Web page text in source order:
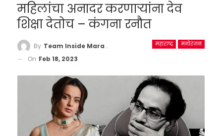
महिलांचा अनादर करणाऱ्यांना देव
शिक्षा देतोच – कंगना रनौत
महाराष्ट्र मनोरंजन
By Team Inside Marathi
On Feb 18, 2023